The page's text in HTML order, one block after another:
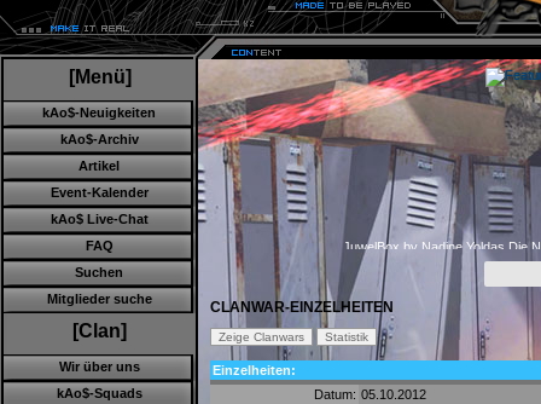
[Menü]
kAo$-Neuigkeiten
kAo$-Archiv
Artikel
Event-Kalender
kAo$ Live-Chat
FAQ
Suchen
Mitglieder suche
[Clan]
Wir über uns
kAo$-Squads
JuwelBox by Nadine Yoldas Die
CLANWAR-EINZELHEITEN
Einzelheiten:
Datum: 05.10.2012